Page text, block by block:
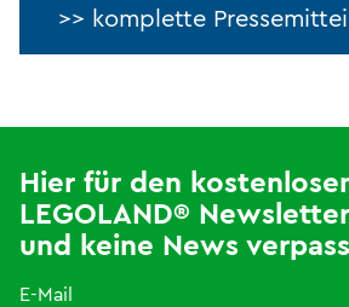
>> komplette
Hier für den
LEGOLAND®
und keine News
E-Mail